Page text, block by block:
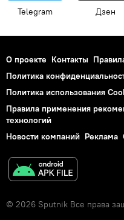
Telegram Дзен
О проекте Контакты
Политика
Политика использования
Правила применения
технологий
Новости компаний Реклама
© 2026 Sputnik Все права